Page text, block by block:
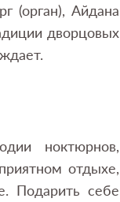
(орган), Айдана
дворцовых
ноктюрнов,
отдыхе,
Подарить себе